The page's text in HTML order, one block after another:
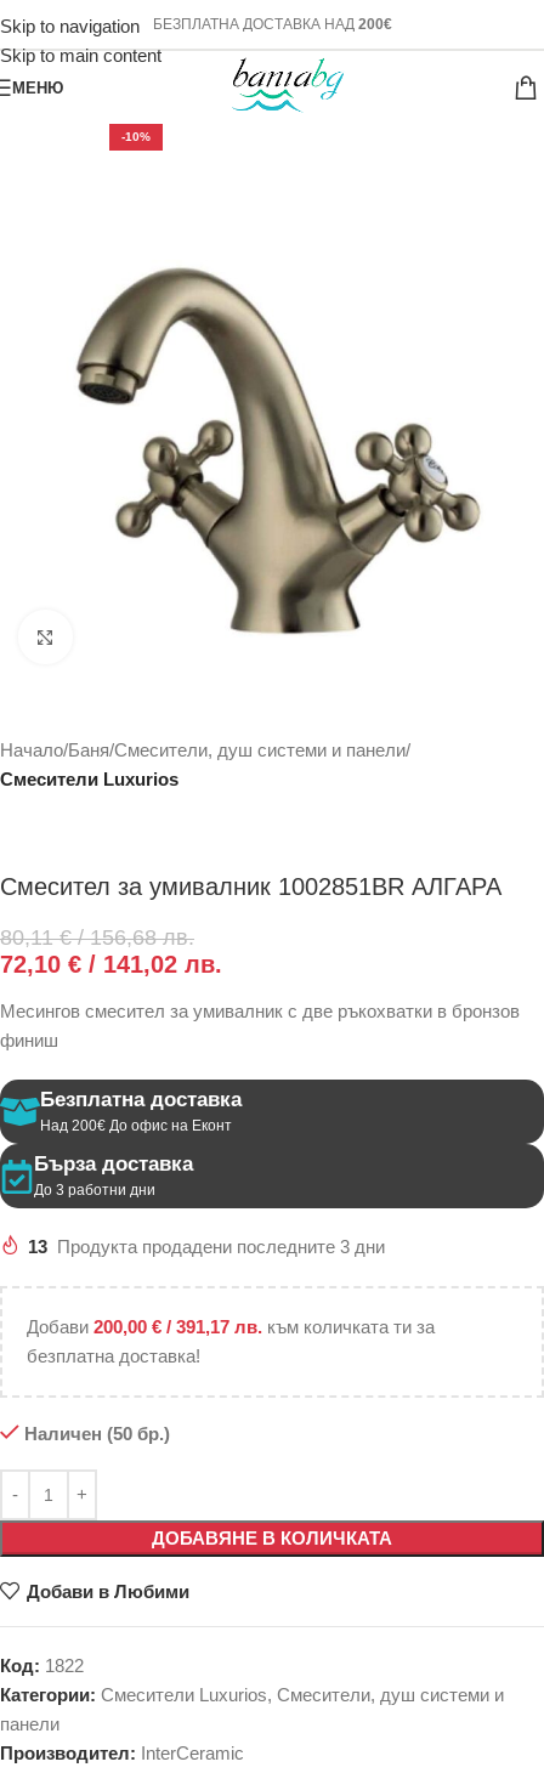
Skip to navigation
Skip to main content
БЕЗПЛАТНА ДОСТАВКА НАД 200€
МЕНЮ
-10%
Начало Баня Смесители, душ системи и панели
Смесители Luxurios
Смесител за умивалник 1002851BR АЛГАРА
80,11€/ 156,68 лв.
72,10 € / 141,02 лв.
Месингов смесител за умивалник с две ръкохватки в бронзов
финиш
Безплатна доставка
Над 200€ До офис на Еконт
Бърза доставка
До 3 работни дни
13 Продукта продадени последните 3 дни
Добави 200,00 € / 391,17 лв. към количката ти за
безплатна доставка!
Наличен (50 бр.)
ДОБАВЯНЕ В КОЛИЧКАТА
Добави в Любими
Код: 1822
Категории: Смесители Luxurios, Смесители, душ системи и
панели
Производител: InterCeramic